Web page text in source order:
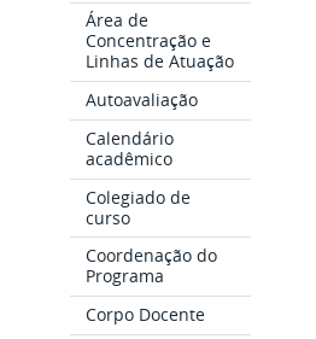
Área de
Concentração e
Linhas de Atuação
Autoavaliação
Calendário
acadêmico
Colegiado de
curso
Coordenação do
Programa
Corpo Docente